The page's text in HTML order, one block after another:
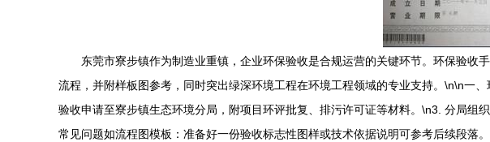
东莞市寮步镇作为制造业重镇，企业环保验收是合规运营的关键环节。环保验
流程，并附样板图参考，同时突出绿深环境工程在环境工程领域的专业支持。\n\n一
验收申请至寮步镇生态环境分局，附项目环评批复、排污许可证等材料。\n3. 分局组
常见问题如流程图模板：准备好一份验收标志性图样或技术依据说明可参考后续段落